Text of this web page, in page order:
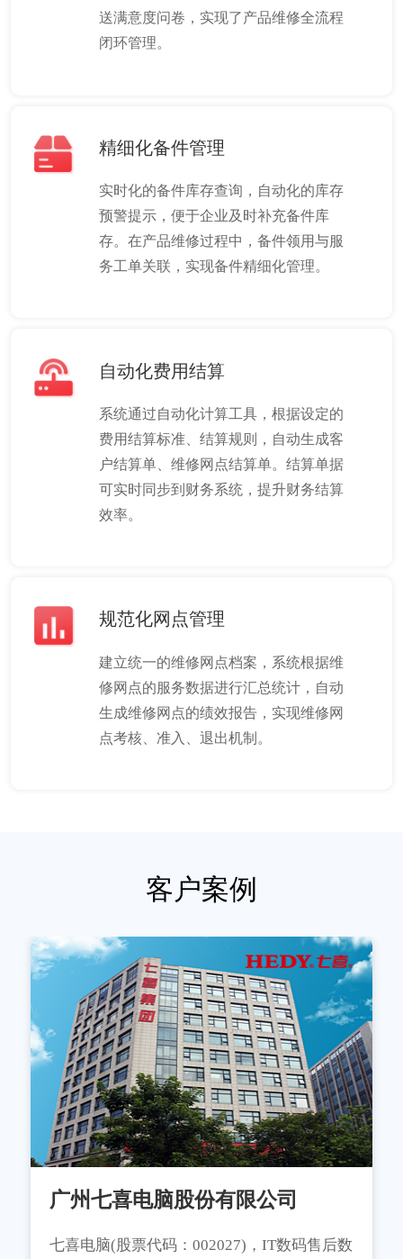
送满意度问卷，实现了产品维修全流程
闭环管理。
精细化备件管理
实时化的备件库存查询，自动化的库存
预警提示，便于企业及时补充备件库
存。在产品维修过程中，备件领用与服
务工单关联，实现备件精细化管理。
自动化费用结算
系统通过自动化计算工具，根据设定的
费用结算标准、结算规则，自动生成客
户结算单、维修网点结算单。结算单据
可实时同步到财务系统，提升财务结算
效率。
规范化网点管理
建立统一的维修网点档案，系统根据维
修网点的服务数据进行汇总统计，自动
生成维修网点的绩效报告，实现维修网
点考核、准入、退出机制。
客户案例
广州七喜电脑股份有限公司
七喜电脑(股票代码：002027)，IT数码售后数